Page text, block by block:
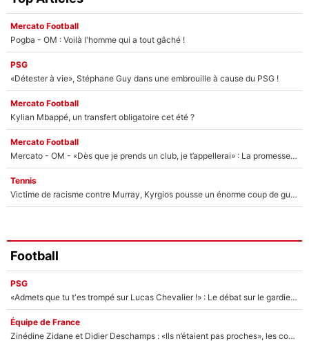
Mercato Football
Pogba - OM : Voilà l'homme qui a tout gâché !
PSG
«Détester à vie», Stéphane Guy dans une embrouille à cause du PSG !
Mercato Football
Kylian Mbappé, un transfert obligatoire cet été ?
Mercato Football
Mercato - OM - «Dès que je prends un club, je t’appellerai» : La promesse de Marcelino au moment de claquer la porte
Tennis
Victime de racisme contre Murray, Kyrgios pousse un énorme coup de gueule !
Football
PSG
«Admets que tu t'es trompé sur Lucas Chevalier !» : Le débat sur le gardien du PSG vire au clash à l'After Foot
Équipe de France
Zinédine Zidane et Didier Deschamps : «Ils n’étaient pas proches», les confidences d’un membre de l’équipe de France 1998 sur leur relation spéciale